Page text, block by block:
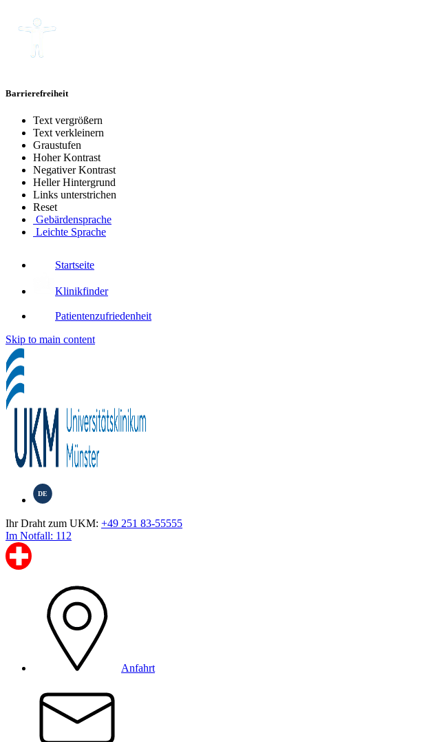
Barrierefreiheit
Text vergrößern
Text verkleinern
Graustufen
Hoher Kontrast
Negativer Kontrast
Heller Hintergrund
Links unterstrichen
Reset
Gebärdensprache
Leichte Sprache
Startseite
Klinikfinder
Patientenzufriedenheit
Skip to main content
DE
Ihr Draht zum UKM: +49 251 83-55555
Im Notfall: 112
Anfahrt